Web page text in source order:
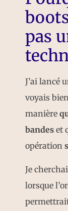
pas
J’ai lancé
voyais
manière
bandes et
opération
Je
lorsque